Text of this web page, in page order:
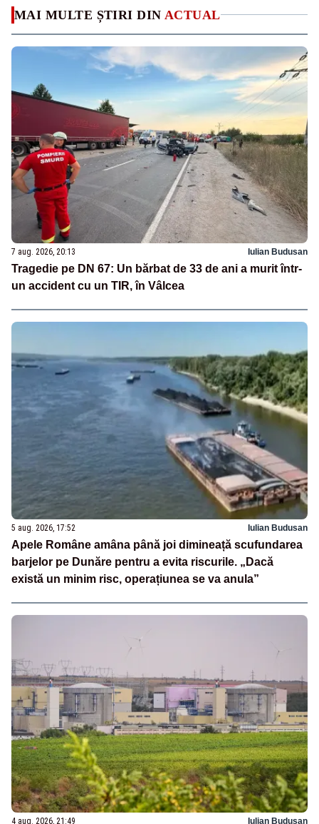
MAI MULTE ȘTIRI DIN ACTUAL
7 aug. 2026, 20:13 Iulian Budusan
Tragedie pe DN 67: Un bărbat de 33 de ani a murit într-
un accident cu un TIR, în Vâlcea
5 aug. 2026, 17:52 Iulian Budusan
Apele Române amâna până joi dimineață scufundarea
barjelor pe Dunăre pentru a evita riscurile. „Dacă
există un minim risc, operațiunea se va anula”
4 aug. 2026, 21:49 Iulian Budusan